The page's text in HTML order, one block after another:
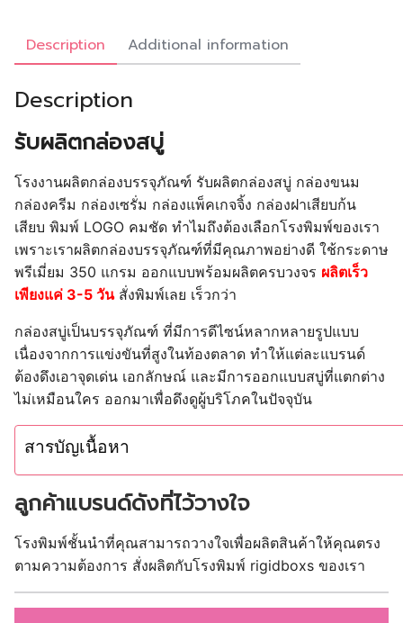
Description Additional information
Description
รับผลิตกล่องสบู่
โรงงานผลิตกล่องบรรจุภัณฑ์ รับผลิตกล่องสบู่ กล่องขนม
กล่องครีม กล่องเซรั่ม กล่องแพ็คเกจจิ้ง กล่องฝาเสียบก้น
เสียบ พิมพ์ LOGO คมชัด ทำไมถึงต้องเลือกโรงพิมพ์ของเรา
เพราะเราผลิตกล่องบรรจุภัณฑ์ที่มีคุณภาพอย่างดี ใช้กระดาษ
พรีเมี่ยม 350 แกรม ออกแบบพร้อมผลิตครบวงจร ผลิตเร็ว
เพียงแค่ 3-5 วันสั่งพิมพ์เลย เร็วกว่า
กล่องสบู่เป็นบรรจุภัณฑ์ ที่มีการดีไซน์หลากหลายรูปแบบ
เนื่องจากการแข่งขันที่สูงในท้องตลาด ทำให้แต่ละแบรนด์
ต้องดึงเอาจุดเด่น เอกลักษณ์ และมีการออกแบบสบู่ที่แตกต่าง
ไม่เหมือนใคร ออกมาเพื่อดึงดูผู้บริโภคในปัจจุบัน
สารบัญเนื้อหา
ลูกค้าแบรนด์ดังที่ไว้วางใจ
โรงพิมพ์ชั้นนำที่คุณสามารถวางใจเพื่อผลิตสินค้าให้คุณตรง
ตามความต้องการ สั่งผลิตกับโรงพิมพ์ rigidboxs ของเรา